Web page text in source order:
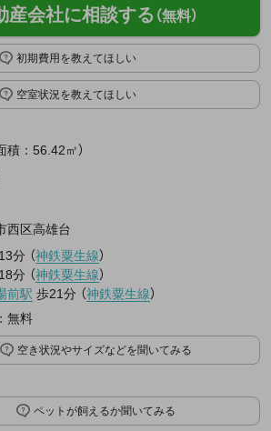
産会社に相談する （無料）
初期費用を教えてほしい
空室状況を教えてほしい
積：56.42㎡）
西区高雄台
分 （神鉄粟生線）
分 （神鉄粟生線）
前駅 歩21分 （神鉄粟生線）
無料
空き状況やサイズなどを聞いてみる
ペットが飼えるか聞いてみる